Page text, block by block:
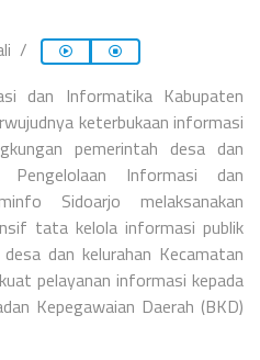
dan Informatika Kabupaten
keterbukaan informasi
pemerintah desa dan
Pengelolaan Informasi dan
Sidoarjo melaksanakan
tata kelola informasi publik
dan kelurahan Kecamatan
pelayanan informasi kepada
Kepegawaian Daerah (BKD)